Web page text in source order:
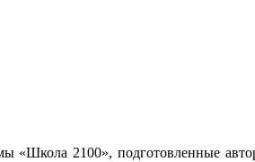
«Школа 2100», подготовленные